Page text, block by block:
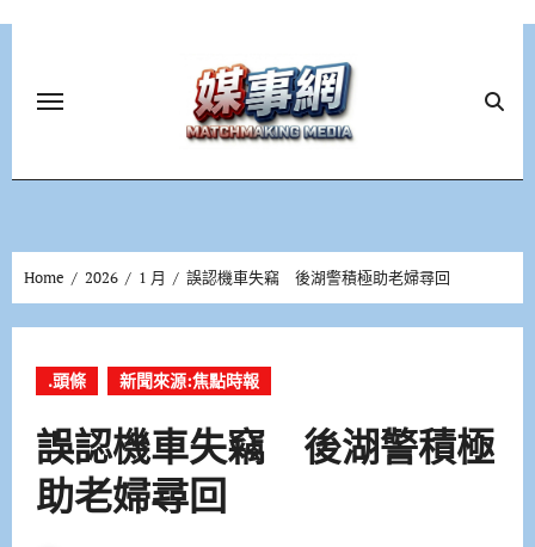
Home 2026 1 月 誤認機車失竊 後湖警積極助老婦尋回
.頭條 新聞來源:焦點時報
誤認機車失竊 後湖警積極
助老婦尋回